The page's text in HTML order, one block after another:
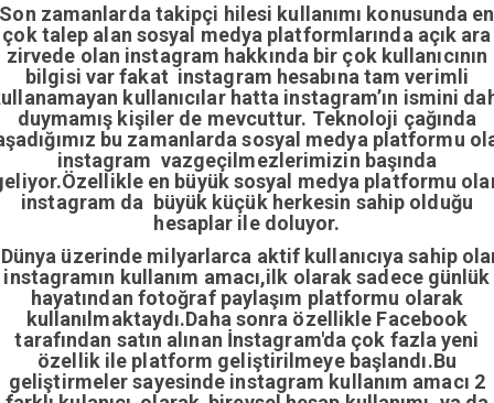
Son zamanlarda takipçi hilesi kullanımı konusunda en
çok talep alan sosyal medya platformlarında açık ara
zirvede olan instagram hakkında bir çok kullanıcının
bilgisi var fakat instagram hesabına tam verimli
kullanıcılar hatta instagram’ın ismini
duymamış kişiler de mevcuttur. Teknoloji çağında
bu zamanlarda sosyal medya platformu
instagram vazgeçilmezlerimizin başında
en büyük sosyal medya platformu
instagram da büyük küçük herkesin sahip olduğu
hesaplar ile doluyor.
üzerinde milyarlarca aktif kullanıcıya sahip
instagramın kullanım amacı,ilk olarak sadece günlük
hayatından fotoğraf paylaşım platformu olarak
kullanılmaktaydı.Daha sonra özellikle Facebook
tarafından satın alınan İnstagram'da çok fazla yeni
özellik ile platform geliştirilmeye başlandı.Bu
geliştirmeler sayesinde instagram kullanım amacı 2